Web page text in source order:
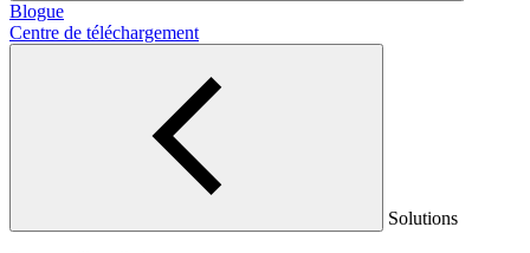
Blogue
Centre de téléchargement
Solutions